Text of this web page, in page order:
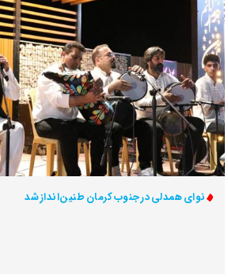
نوای همدلی در جنوب کرمان طنین‌انداز شد